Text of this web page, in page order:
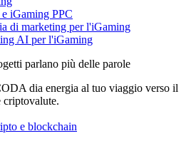
iGaming PPC
di marketing per l'iGaming
AI per l'iGaming
parlano più delle parole
dia energia al tuo viaggio verso il
e blockchain